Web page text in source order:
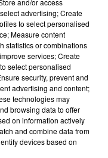
pour assurer l’entretien
de6 bâtiments
de travail stable et
: ménage quotidien
partagés
régulières, veille au
and/or access
advertising; Create
to select personalised
Measure content
statistics or combinations
services; Create
select personalised
security, prevent and
advertising and content;
technologies may
browsing data to offer
on information actively
and combine data from
devices based on